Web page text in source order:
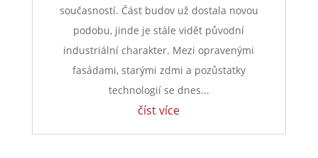
současností. Část budov už dostala novou
podobu, jinde je stále vidět původní
industriální charakter. Mezi opravenými
fasádami, starými zdmi a pozůstatky
technologií se dnes...
číst více